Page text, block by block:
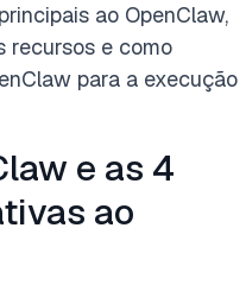
ao OpenClaw,
recursos e como
para a execução
e as 4
ao